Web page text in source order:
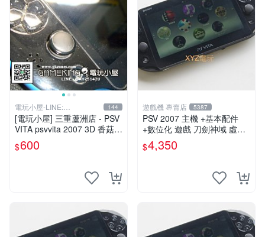
電玩小屋-LINE:
@AHZ5142U
144
[電玩小屋] 三重蘆洲店 - PSV
VITA psvvita 2007 3D 香菇
方向 類比 故障 [維修]
$600
遊戲機 專賣店 5387
PSV 2007 主機 +基本配件
+數位化 遊戲 刀劍神域 虛空
幻界 保修一年
$4,350